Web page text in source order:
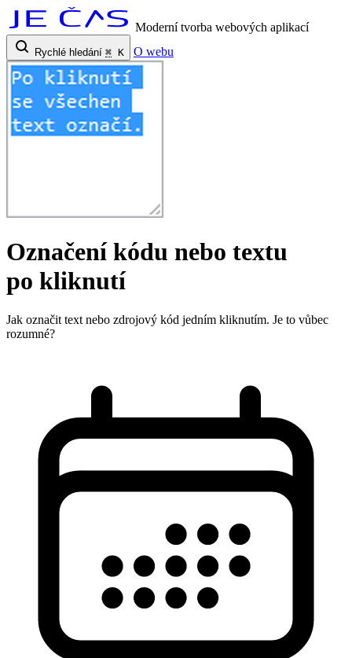
Moderní tvorba webových aplikací
Rychlé hledání ⌘ K O webu
Označení kódu nebo textu
po kliknutí
Jak označit text nebo zdrojový kód jedním kliknutím. Je to vůbec
rozumné?